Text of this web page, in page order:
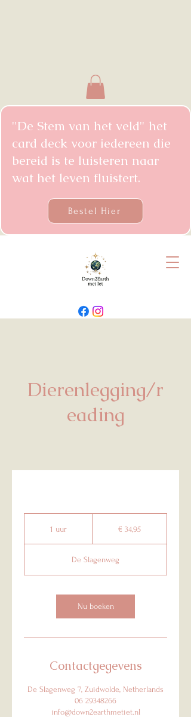
"De Stem van het veld" het
card deck voor iedereen die
bereid is te luisteren naar
wat het leven fluistert.
Bestel Hier
Dierenlegging/r
eading
1 uur € 34,95
De Slagenweg
Nu boeken
Contactgegevens
De Slagenweg 7, Zuidwolde, Netherlands
06 29348266
info@down2earthmetiet.nl